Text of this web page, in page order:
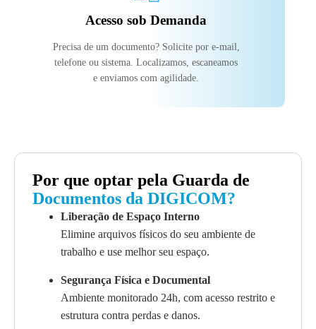
Acesso sob Demanda
Precisa de um documento? Solicite por e-mail,
telefone ou sistema. Localizamos, escaneamos
e enviamos com agilidade.
Por que optar pela Guarda de
Documentos da DIGICOM?
Liberação de Espaço Interno
Elimine arquivos físicos do seu ambiente de
trabalho e use melhor seu espaço.
Segurança Física e Documental
Ambiente monitorado 24h, com acesso restrito e
estrutura contra perdas e danos.